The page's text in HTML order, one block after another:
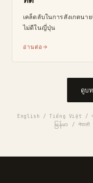
เคล็ดลับในการสังเกตนา
ไม่ดีในญี่ปุ่น
อ่านต่อ
ดูบ
English / Tiếng Việt /
မြန်မာ /